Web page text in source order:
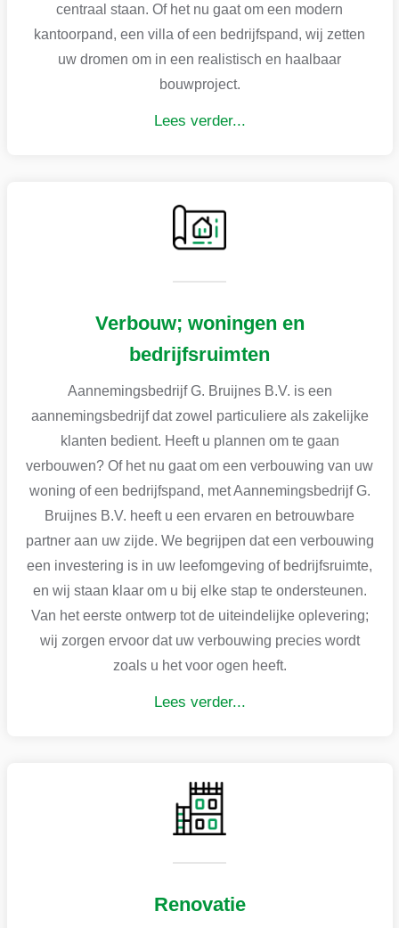
centraal staan. Of het nu gaat om een modern
kantoorpand, een villa of een bedrijfspand, wij zetten
uw dromen om in een realistisch en haalbaar
bouwproject.
Lees verder...
Verbouw; woningen en
bedrijfsruimten
Aannemingsbedrijf G. Bruijnes B.V. is een
aannemingsbedrijf dat zowel particuliere als zakelijke
klanten bedient. Heeft u plannen om te gaan
verbouwen? Of het nu gaat om een verbouwing van uw
woning of een bedrijfspand, met Aannemingsbedrijf G.
Bruijnes B.V. heeft u een ervaren en betrouwbare
partner aan uw zijde. We begrijpen dat een verbouwing
een investering is in uw leefomgeving of bedrijfsruimte,
en wij staan klaar om u bij elke stap te ondersteunen.
Van het eerste ontwerp tot de uiteindelijke oplevering;
wij zorgen ervoor dat uw verbouwing precies wordt
zoals u het voor ogen heeft.
Lees verder...
Renovatie